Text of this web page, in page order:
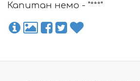
Капитан немо - "***"